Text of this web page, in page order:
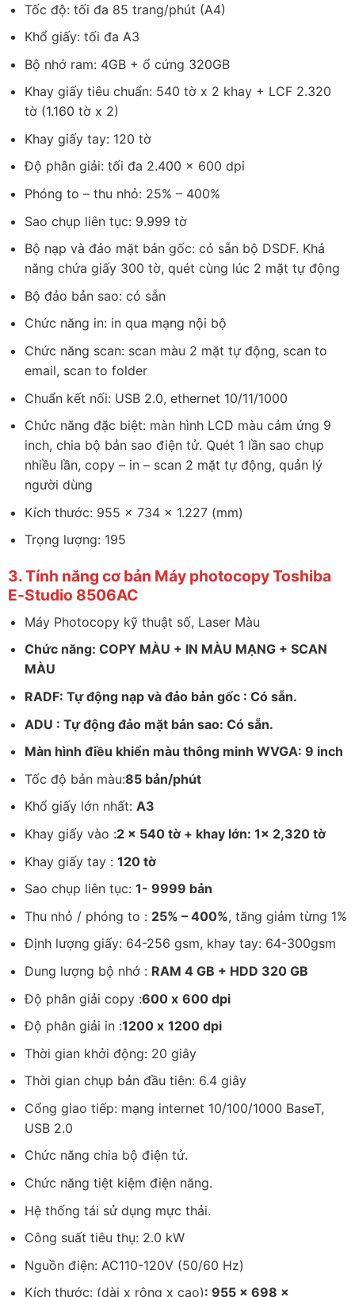
Tốc độ: tối đa 85 trang/phút (A4)
Khổ giấy: tối đa A3
Bộ nhớ ram: 4GB + ổ cứng 320GB
Khay giấy tiêu chuẩn: 540 tờ x 2 khay + LCF 2.320
tờ (1.160 tờ x 2)
Khay giấy tay: 120 tờ
Độ phân giải: tối đa 2.400 x 600 dpi
Phóng to – thu nhỏ: 25% – 400%
Sao chụp liên tục: 9.999 tờ
Bộ nạp và đảo mặt bản gốc: có sẵn bộ DSDF. Khả
năng chứa giấy 300 tờ, quét cùng lúc 2 mặt tự động
Bộ đảo bản sao: có sẵn
Chức năng in: in qua mạng nội bộ
Chức năng scan: scan màu 2 mặt tự động, scan to
email, scan to folder
Chuẩn kết nối: USB 2.0, ethernet 10/11/1000
Chức năng đặc biệt: màn hình LCD màu cảm ứng 9
inch, chia bộ bản sao điện tử. Quét 1 lần sao chụp
nhiều lần, copy – in – scan 2 mặt tự động, quản lý
người dùng
Kích thước: 955 x 734 x 1.227 (mm)
Trọng lượng: 195
3. Tính năng cơ bản Máy photocopy Toshiba
E-Studio 8506AC
Máy Photocopy kỹ thuật số, Laser Màu
Chức năng: COPY MÀU + IN MÀU MẠNG + SCAN
MÀU
RADF: Tự động nạp và đảo bản gốc : Có sẵn.
ADU : Tự động đảo mặt bản sao: Có sẵn.
Màn hình điều khiển màu thông minh WVGA: 9 inch
Tốc độ bản màu:85 bản/phút
Khổ giấy lớn nhất: A3
Khay giấy vào :2 x 540 tờ + khay lớn: 1x 2,320 tờ
Khay giấy tay : 120 tờ
Sao chụp liên tục: 1- 9999 bản
Thu nhỏ / phóng to : 25% – 400%, tăng giảm từng 1%
Định lượng giấy: 64-256 gsm, khay tay: 64-300gsm
Dung lượng bộ nhớ : RAM 4 GB + HDD 320 GB
Độ phân giải copy :600 x 600 dpi
Độ phân giải in :1200 x 1200 dpi
Thời gian khởi động: 20 giây
Thời gian chụp bản đầu tiên: 6.4 giây
Cổng giao tiếp: mạng internet 10/100/1000 BaseT,
USB 2.0
Chức năng chia bộ điện tử.
Chức năng tiệt kiệm điện năng.
Hệ thống tái sử dụng mực thải.
Công suất tiêu thụ: 2.0 kW
Nguồn điện: AC110-120V (50/60 Hz)
Kích thước: (dài x rộng x cao): 955 x 698 x